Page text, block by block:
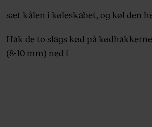
sæt kålen i køleskabet, og køl den
Hak de to slags kød på
(8-10 mm) ned i